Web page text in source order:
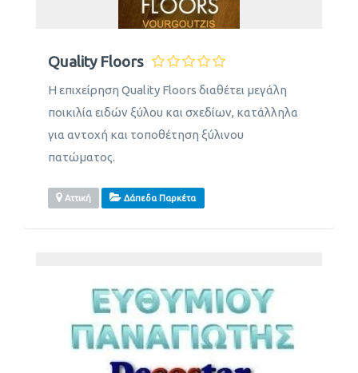
Quality Floors
Η επιχείρηση Quality Floors διαθέτει μεγάλη
ποικιλία ειδών ξύλου και σχεδίων, κατάλληλα
για αντοχή και τοποθέτηση ξύλινου
πατώματος.
Αττική Δάπεδα Παρκέτα